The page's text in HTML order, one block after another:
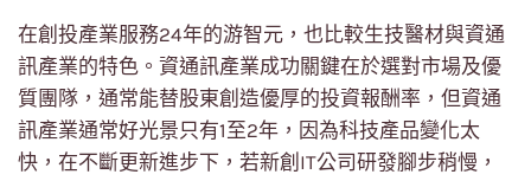
在創投產業服務24年的游智元，也比較生技醫材與資通
訊產業的特色。資通訊產業成功關鍵在於選對市場及優
質團隊，通常能替股東創造優厚的投資報酬率，但資通
訊產業通常好光景只有1至2年，因為科技產品變化太
快，在不斷更新進步下，若新創IT公司研發腳步稍慢，